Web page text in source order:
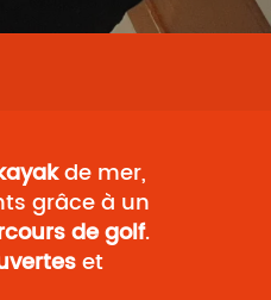
de mer,
grâce à un
de golf.
et